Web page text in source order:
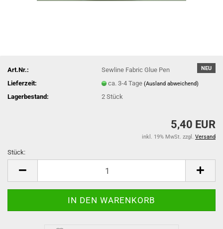
NEU
Art.Nr.:
Sewline Fabric Glue Pen
Lieferzeit:
ca. 3-4 Tage(Ausland abweichend)
Lagerbestand: 2Stück
5,40 EUR
inkl. 19% MwSt. zzgl. Versand
Stück: